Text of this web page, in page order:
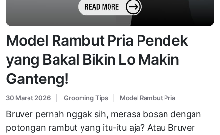
Model Rambut Pria Pendek
yang Bakal Bikin Lo Makin
Ganteng!
30 Maret 2026 Grooming Tips Model Rambut Pria
Bruver pernah nggak sih, merasa bosan dengan
potongan rambut yang itu-itu aja? Atau Bruver